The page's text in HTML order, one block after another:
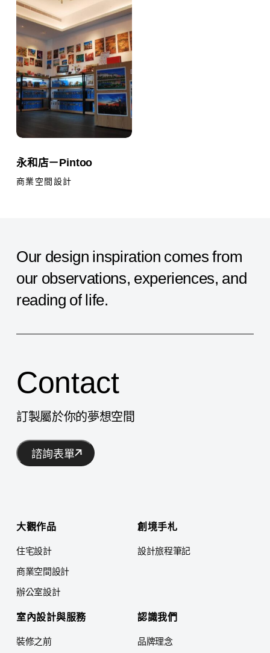
民
店
－
寢
具
專
和
店
－
Pintoo
和
店
商業空間設計
永和店－Pintoo
Ourdesigninspirationcomesfrom
ourobservations, experiences, and
readingoflife.
Contact
訂製屬於你的夢想空間
諮詢表單
大觀作品
住宅設計
商業空間設計
辦公室設計
創境手札
設計旅程筆記
室內設計與服務
裝修之前
認識我們
品牌理念